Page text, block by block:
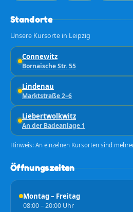
Standorte
Unsere Kursorte in Leipzig
Connewitz
Bornaische Str. 55
Lindenau
Marktstraße 2–6
Liebertwolkwitz
An der Badeanlage 1
Hinweis: An einzelnen Kursorten sind
Öffnungszeiten
Montag – Freitag
08:00 – 20:00 Uhr